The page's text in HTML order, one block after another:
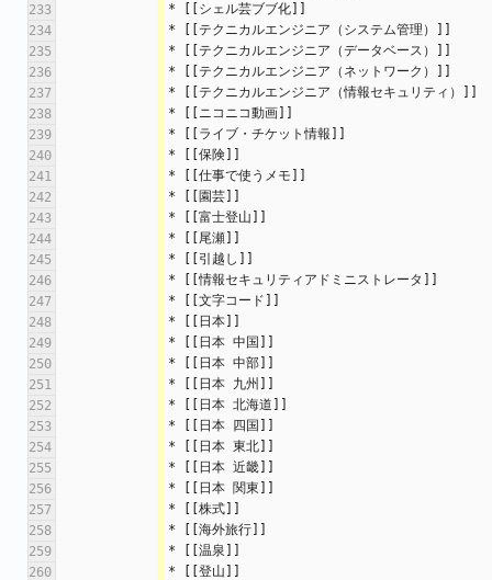
233
* [[シェル芸ブブ化]]
234
* [[テクニカルエンジニア（システム管理）]]
235
* [[テクニカルエンジニア（データベース）]]
236
* [[テクニカルエンジニア（ネットワーク）]]
237
* [[テクニカルエンジニア（情報セキュリティ）]]
238
* [[ニコニコ動画]]
239
* [[ライブ・チケット情報]]
240
* [[保険]]
241
* [[仕事で使うメモ]]
242
* [[園芸]]
243
* [[富士登山]]
244
* [[尾瀬]]
245
* [[引越し]]
246
* [[情報セキュリティアドミニストレータ]]
247
* [[文字コード]]
248
* [[日本]]
249
* [[日本 中国]]
250
* [[日本 中部]]
251
* [[日本 九州]]
252
* [[日本 北海道]]
253
* [[日本 四国]]
254
* [[日本 東北]]
255
* [[日本 近畿]]
256
* [[日本 関東]]
257
* [[株式]]
258
* [[海外旅行]]
259
* [[温泉]]
260
* [[登山]]